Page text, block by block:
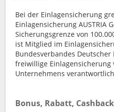
Bei der Einlagensicherung
Einlagensicherung AUSTRIA
Sicherungsgrenze von
ist Mitglied im
Bundesverbandes Deutscher
freiwillige Einlagensicherung
Unternehmens
Bonus, Rabatt, Cashback